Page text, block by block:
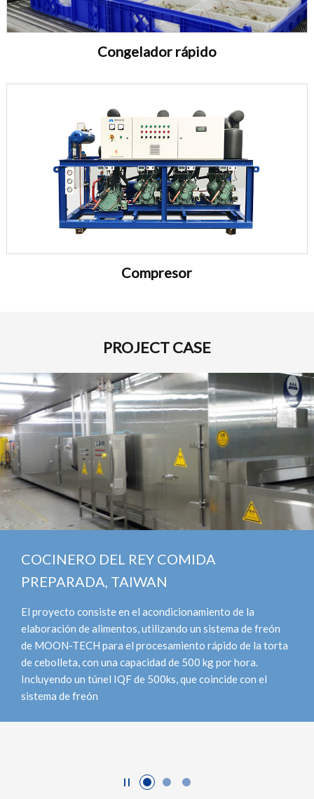
Congelador rápido
Compresor
PROJECT CASE
COMIDA
de la
un sistema de freón
rápido de la torta
de 500 kg por hora.
que coincide con el
COCINERO
El proyecto consiste
elaboración de
de MOON-TECH
de cebolleta, con una
Incluyendo un túnel
